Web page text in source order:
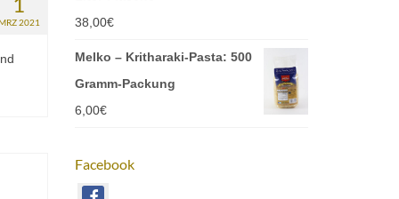
2021
38,00€
Melko – Kritharaki-Pasta: 500
Gramm-Packung
6,00€
Facebook